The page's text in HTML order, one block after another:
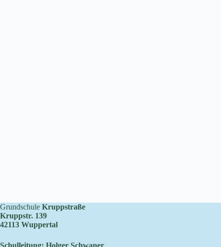
Grundschule Kruppstraße
Kruppstr. 139
42113 Wuppertal
Schulleitung: Holger Schwaner